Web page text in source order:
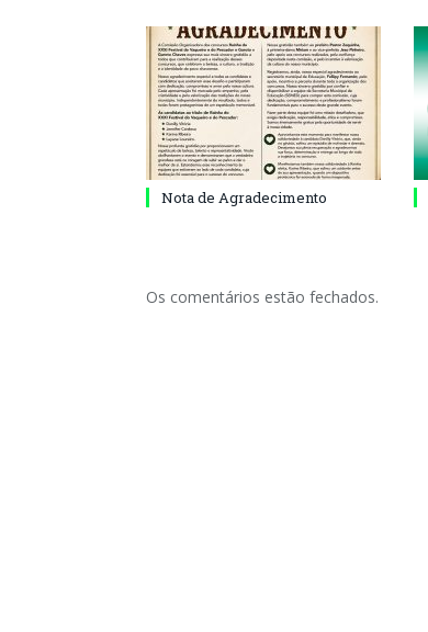
Nota de Agradecimento
Os comentários estão fechados.